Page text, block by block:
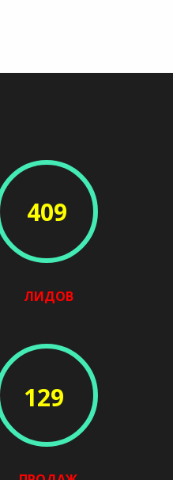
ЛИДОВ
409
129